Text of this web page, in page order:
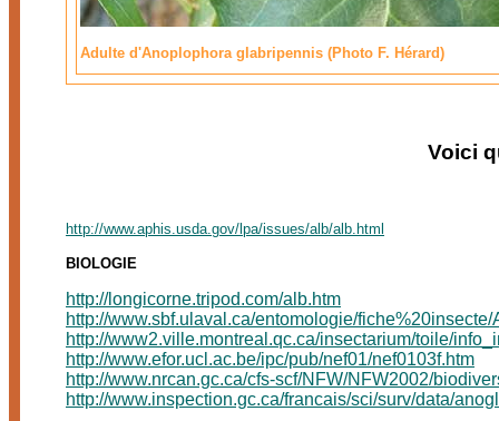
Adulte d'Anoplophora glabripennis (Photo F. Hérard)
Voici
http://www.aphis.usda.gov/lpa/issues/alb/alb.html
BIOLOGIE
http://longicorne.tripod.com/alb.htm
http://www.sbf.ulaval.ca/entomologie/
http://www2.ville.montreal.qc.ca/insectarium/toile/
http://www.efor.ucl.ac.be/ipc/pub/nef01/nef0103f.htm
http://www.nrcan.gc.ca/cfs-scf/NFW/NFW2002/
http://www.inspection.gc.ca/francais/sci/surv/data/